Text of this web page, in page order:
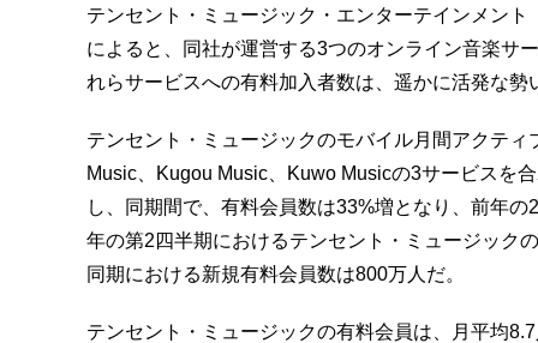
テンセント・ミュージック・エンターテインメン
によると、同社が運営する3つのオンライン音楽サ
れらサービスへの有料加入者数は、遥かに活発な勢
テンセント・ミュージックのモバイル月間アクテ
Music、Kugou Music、Kuwo Musicの3サービスを
し、同期間で、有料会員数は33%増となり、前年
年の第2四半期におけるテンセント・ミュージック
同期における新規有料会員数は800万人だ。
テンセント・ミュージックの有料会員は、月平均